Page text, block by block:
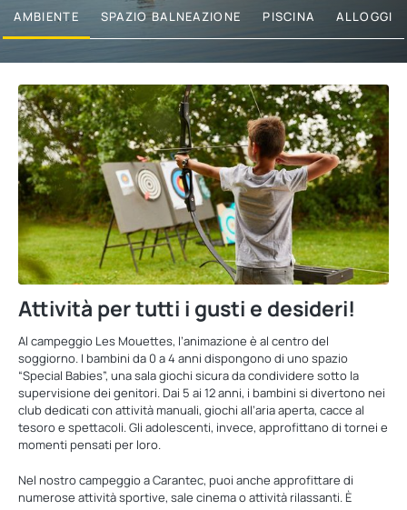
AMBIENTE SPAZIO BALNEAZIONE PISCINA ALLOGGI
Attività per tutti i gusti e desideri!
Al campeggio Les Mouettes, l’animazione è al centro del
soggiorno. I bambini da 0 a 4 anni dispongono di uno spazio
“Special Babies”, una sala giochi sicura da condividere sotto la
supervisione dei genitori. Dai 5 ai 12 anni, i bambini si divertono nei
club dedicati con attività manuali, giochi all’aria aperta, cacce al
tesoro e spettacoli. Gli adolescenti, invece, approfittano di tornei e
momenti pensati per loro.
Nel nostro campeggio a Carantec, puoi anche approfittare di
numerose attività sportive, sale cinema o attività rilassanti. È